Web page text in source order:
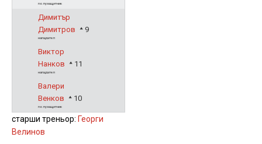
полузащитник
Димитър
Димитров
9
нападател
Виктор
Нанков
11
нападател
Валери
Венков
10
полузащитник
старши треньор: Георги
Велинов